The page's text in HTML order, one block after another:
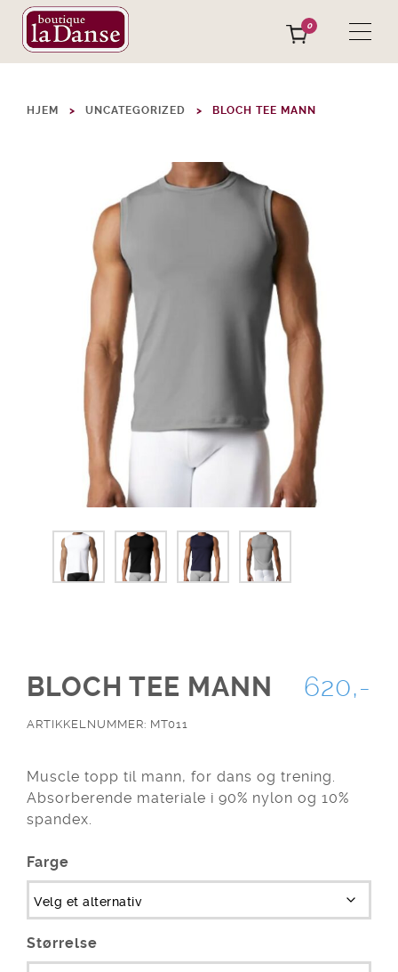
0
HJEM UNCATEGORIZED BLOCH TEE MANN
BLOCH TEE MANN 620,-
ARTIKKELNUMMER: MT011
Muscle topp til mann, for dans og trening.
Absorberende materiale i 90% nylon og 10%
spandex.
Farge
Størrelse